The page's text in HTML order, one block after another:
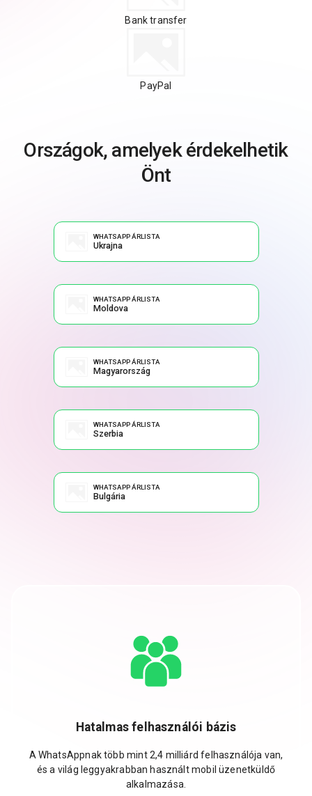
Bank transfer
PayPal
Országok, amelyek érdekelhetik
Önt
WHATSAPP ÁRLISTA
Ukrajna
WHATSAPP ÁRLISTA
Moldova
WHATSAPP ÁRLISTA
Magyarország
WHATSAPP ÁRLISTA
Szerbia
WHATSAPP ÁRLISTA
Bulgária
Hatalmas felhasználói bázis
A WhatsAppnak több mint 2,4 milliárd felhasználója van,
és a világ leggyakrabban használt mobil üzenetküldő
alkalmazása.